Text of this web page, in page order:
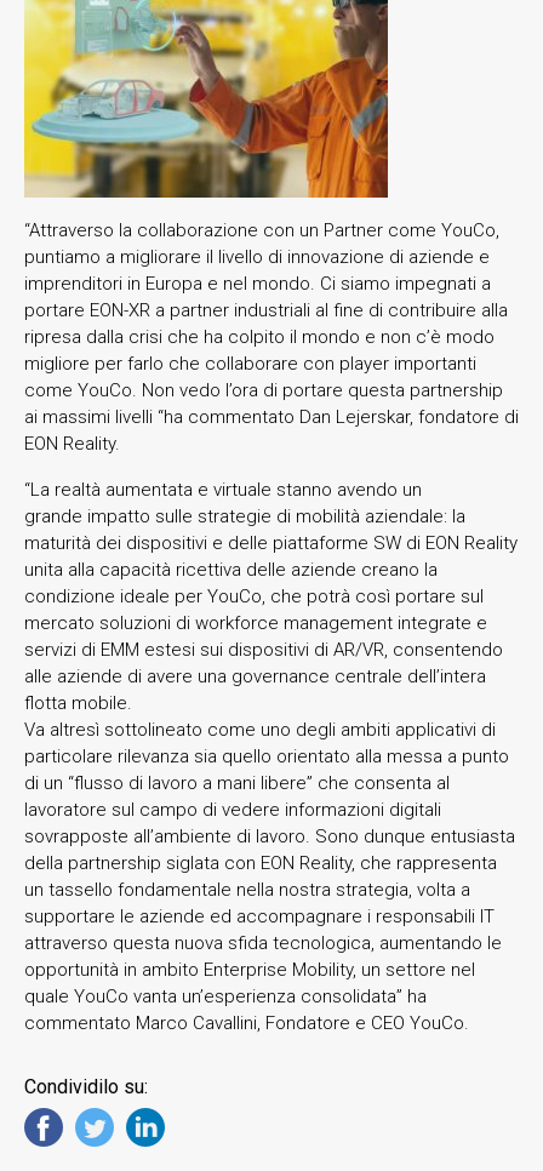
“Attraverso la collaborazione con un Partner come YouCo,
puntiamo a migliorare il livello di innovazione di aziende e
imprenditori in Europa e nel mondo. Ci siamo impegnati a
portare EON-XR a partner industriali al fine di contribuire alla
ripresa dalla crisi che ha colpito il mondo e non c’è modo
migliore per farlo che collaborare con player importanti
come YouCo. Non vedo l’ora di portare questa partnership
ai massimi livelli “ha commentato Dan Lejerskar, fondatore di
EON Reality.
“La realtà aumentata e virtuale stanno avendo un
grande impatto sulle strategie di mobilità aziendale: la
maturità dei dispositivi e delle piattaforme SW di EON Reality
unita alla capacità ricettiva delle aziende creano la
condizione ideale per YouCo, che potrà così portare sul
mercato soluzioni di workforce management integrate e
servizi di EMM estesi sui dispositivi di AR/VR, consentendo
alle aziende di avere una governance centrale dell’intera
flotta mobile.
Va altresì sottolineato come uno degli ambiti applicativi di
particolare rilevanza sia quello orientato alla messa a punto
di un “flusso di lavoro a mani libere” che consenta al
lavoratore sul campo di vedere informazioni digitali
sovrapposte all’ambiente di lavoro. Sono dunque entusiasta
della partnership siglata con EON Reality, che rappresenta
un tassello fondamentale nella nostra strategia, volta a
supportare le aziende ed accompagnare i responsabili IT
attraverso questa nuova sfida tecnologica, aumentando le
opportunità in ambito Enterprise Mobility, un settore nel
quale YouCo vanta un’esperienza consolidata” ha
commentato Marco Cavallini, Fondatore e CEO YouCo.
Condividilo su: